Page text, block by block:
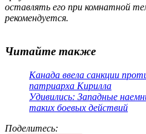
оставлять его при комнатной
рекомендуется.
Читайте также
Канада ввела санкции
патриарха Кирилла
Удивились: Западные
таких боевых действий
Поделитесь: